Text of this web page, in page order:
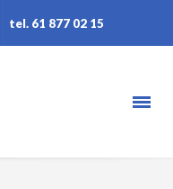
tel. 61 877 02 15